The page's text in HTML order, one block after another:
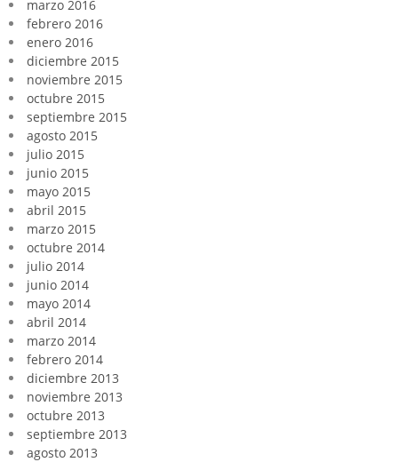
marzo 2016
febrero 2016
enero 2016
diciembre 2015
noviembre 2015
octubre 2015
septiembre 2015
agosto 2015
julio 2015
junio 2015
mayo 2015
abril 2015
marzo 2015
octubre 2014
julio 2014
junio 2014
mayo 2014
abril 2014
marzo 2014
febrero 2014
diciembre 2013
noviembre 2013
octubre 2013
septiembre 2013
agosto 2013